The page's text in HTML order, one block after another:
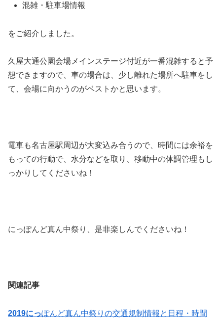
混雑・駐車場情報
をご紹介しました。
久屋大通公園会場メインステージ付近が一番混雑すると予
想できますので、車の場合は、少し離れた場所へ駐車をし
て、会場に向かうのがベストかと思います。
電車も名古屋駅周辺が大変込み合うので、時間には余裕を
もっての行動で、水分などを取り、移動中の体調管理もし
っかりしてくださいね！
にっぽんど真ん中祭り、是非楽しんでくださいね！
関連記事
2019にっぽんど真ん中祭りの交通規制情報と日程・時間